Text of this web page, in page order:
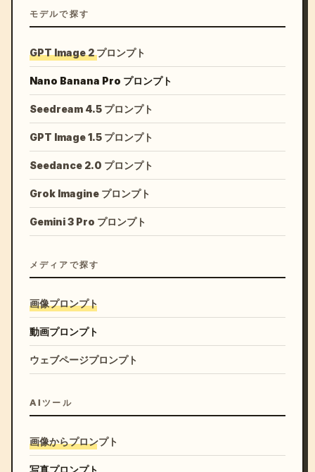
モデルで探す
GPT Image 2 プロンプト
Nano Banana Pro プロンプト
Seedream 4.5 プロンプト
GPT Image 1.5 プロンプト
Seedance 2.0 プロンプト
Grok Imagine プロンプト
Gemini 3 Pro プロンプト
メディアで探す
画像プロンプト
動画プロンプト
ウェブページプロンプト
AIツール
画像からプロンプト
写真プロンプト